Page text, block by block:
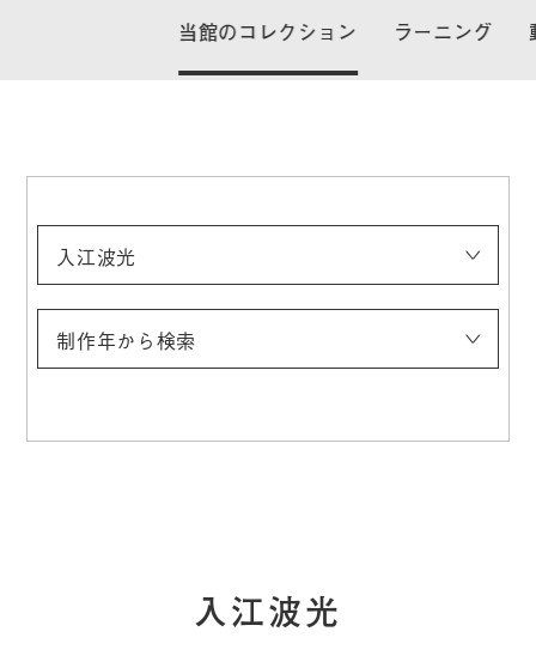
当館のコレクション ラーニング
入江波光
浅井忠
伊藤快彦
稲垣稔次郎
入江波光
上村松園
太田喜二郎
太田聴雨
奥村霞城
小合友之助
鹿子木孟郎
神坂雪佳
菊池契月
菊池芳文
北野恒富
北脇昇
（五代）清水六兵衞（六和）
幸野楳嶺
木島桜谷
須田国太郎
竹内栖鳳
建畠大夢
玉城末一
田村宗立
都路華香
土田麦僊
都鳥英喜
富岡鉄斎
冨田溪仙
中村研一
中村大三郎
中村鵬生
西村五雲
西山翠嶂
野長瀬晩花
牧野克次
梥本一洋
村上華岳
安井曽太郎
山崎朝雲
山元春挙
制作年から検索
入江波光